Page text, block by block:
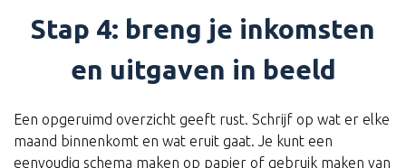
Stap 4: breng je inkomsten
en uitgaven in beeld
Een opgeruimd overzicht geeft rust. Schrijf op wat er elke
maand binnenkomt en wat eruit gaat. Je kunt een
eenvoudig schema maken op papier of gebruik maken van